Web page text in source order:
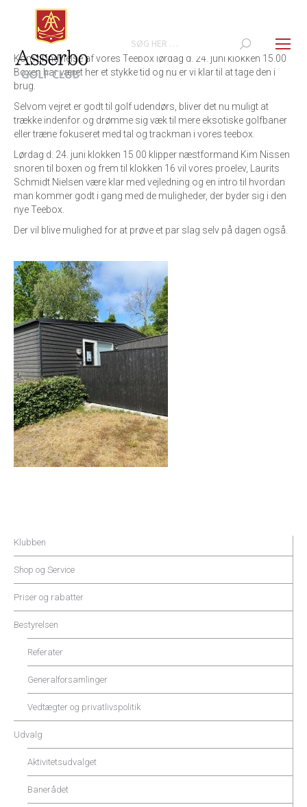
Search:
Kom til indvielse af vores Teebox lørdag d. 24. juni klokken 15.00
Boxen har været her et stykke tid og nu er vi klar til at tage den i
brug.
Selvom vejret er godt til golf udendørs, bliver det nu muligt at
trække indenfor og drømme sig væk til mere eksotiske golfbaner
eller træne fokuseret med tal og trackman i vores teebox.
Lørdag d. 24. juni klokken 15 00 klipper næstformand Kim Nissen
snoren til boxen og frem til klokken 16 vil vores proelev, Laurits
Schmidt Nielsen være klar med vejledning og en intro til hvordan
man kommer godt i gang med de muligheder, der byder sig i den
nye Teebox.
Der vil blive mulighed for at prøve et par slag selv på dagen også.
Klubben
Shop og Service
Priser og rabatter
Bestyrelsen
Referater
Generalforsamlinger
Vedtægter og privatlivspolitik
Udvalg
Aktivitetsudvalget
Banerådet